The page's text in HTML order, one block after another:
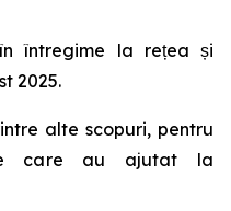
întregime la rețea și
2025.
alte scopuri, pentru
care au ajutat la